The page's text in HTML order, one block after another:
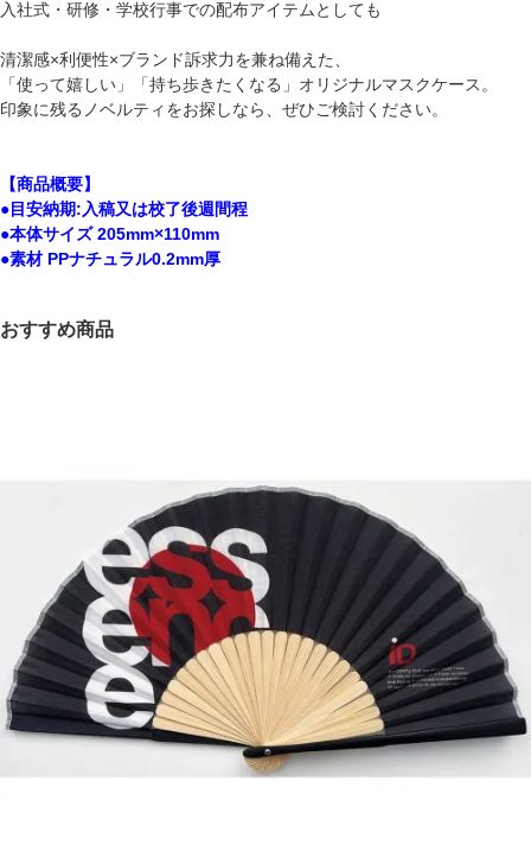
入社式・研修・学校行事での配布アイテムとしても
清潔感×利便性×ブランド訴求力を兼ね備えた、
「使って嬉しい」「持ち歩きたくなる」オリジナルマスクケース。
印象に残るノベルティをお探しなら、ぜひご検討ください。
【商品概要】
●目安納期:入稿又は校了後週間程
●本体サイズ 205mm×110mm
●素材 PPナチュラル0.2mm厚
おすすめ商品